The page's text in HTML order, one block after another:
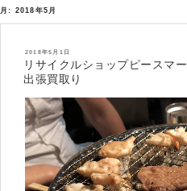
月: 2018年5月
投
日:
2018年5月1日
リサイクルショップピースマ
出張買取り